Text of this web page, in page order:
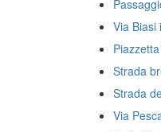
Via Biasi
Strada
Strada
Via